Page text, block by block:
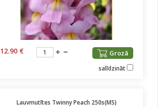
12.90 € Grozā
salīdzināt
Lauvmutītes Twinny Peach 250s(MS)